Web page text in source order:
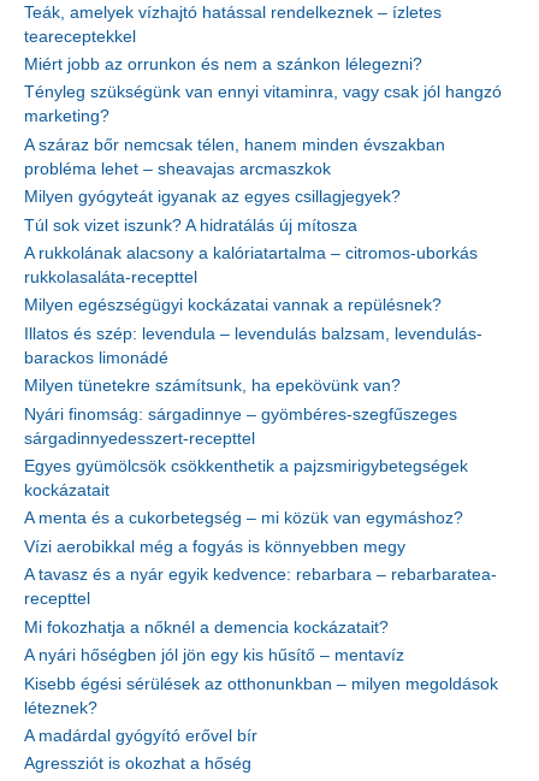
Teák, amelyek vízhajtó hatással rendelkeznek – ízletes
teareceptekkel
Miért jobb az orrunkon és nem a szánkon lélegezni?
Tényleg szükségünk van ennyi vitaminra, vagy csak jól hangzó
marketing?
A száraz bőr nemcsak télen, hanem minden évszakban
probléma lehet – sheavajas arcmaszkok
Milyen gyógyteát igyanak az egyes csillagjegyek?
Túl sok vizet iszunk? A hidratálás új mítosza
A rukkolának alacsony a kalóriatartalma – citromos-uborkás
rukkolasaláta-recepttel
Milyen egészségügyi kockázatai vannak a repülésnek?
Illatos és szép: levendula – levendulás balzsam, levendulás-
barackos limonádé
Milyen tünetekre számítsunk, ha epekövünk van?
Nyári finomság: sárgadinnye – gyömbéres-szegfűszeges
sárgadinnyedesszert-recepttel
Egyes gyümölcsök csökkenthetik a pajzsmirigybetegségek
kockázatait
A menta és a cukorbetegség – mi közük van egymáshoz?
Vízi aerobikkal még a fogyás is könnyebben megy
A tavasz és a nyár egyik kedvence: rebarbara – rebarbaratea-
recepttel
Mi fokozhatja a nőknél a demencia kockázatait?
A nyári hőségben jól jön egy kis hűsítő – mentavíz
Kisebb égési sérülések az otthonunkban – milyen megoldások
léteznek?
A madárdal gyógyító erővel bír
Agressziót is okozhat a hőség